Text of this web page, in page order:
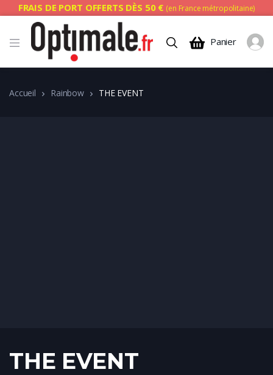
FRAIS DE PORT OFFERTS DÈS 50 € (en France métropolitaine)
Panier
Accueil Rainbow THE EVENT
THE EVENT